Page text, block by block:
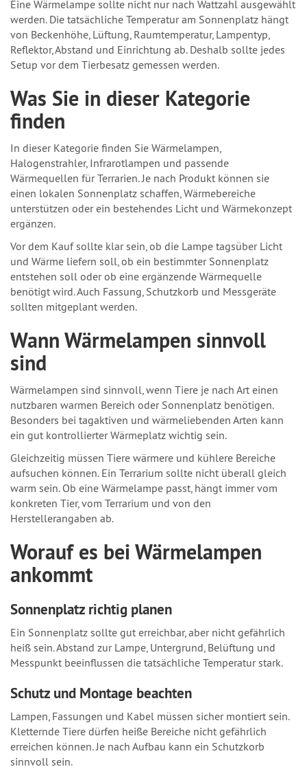
Eine Wärmelampe sollte nicht nur nach Wattzahl ausgewählt
werden. Die tatsächliche Temperatur am Sonnenplatz hängt
von Beckenhöhe, Lüftung, Raumtemperatur, Lampentyp,
Reflektor, Abstand und Einrichtung ab. Deshalb sollte jedes
Setup vor dem Tierbesatz gemessen werden.
Was Sie in dieser Kategorie
finden
In dieser Kategorie finden Sie Wärmelampen,
Halogenstrahler, Infrarotlampen und passende
Wärmequellen für Terrarien. Je nach Produkt können sie
einen lokalen Sonnenplatz schaffen, Wärmebereiche
unterstützen oder ein bestehendes Licht und Wärmekonzept
ergänzen.
Vor dem Kauf sollte klar sein, ob die Lampe tagsüber Licht
und Wärme liefern soll, ob ein bestimmter Sonnenplatz
entstehen soll oder ob eine ergänzende Wärmequelle
benötigt wird. Auch Fassung, Schutzkorb und Messgeräte
sollten mitgeplant werden.
Wann Wärmelampen sinnvoll
sind
Wärmelampen sind sinnvoll, wenn Tiere je nach Art einen
nutzbaren warmen Bereich oder Sonnenplatz benötigen.
Besonders bei tagaktiven und wärmeliebenden Arten kann
ein gut kontrollierter Wärmeplatz wichtig sein.
Gleichzeitig müssen Tiere wärmere und kühlere Bereiche
aufsuchen können. Ein Terrarium sollte nicht überall gleich
warm sein. Ob eine Wärmelampe passt, hängt immer vom
konkreten Tier, vom Terrarium und von den
Herstellerangaben ab.
Worauf es bei Wärmelampen
ankommt
Sonnenplatz richtig planen
Ein Sonnenplatz sollte gut erreichbar, aber nicht gefährlich
heiß sein. Abstand zur Lampe, Untergrund, Belüftung und
Messpunkt beeinflussen die tatsächliche Temperatur stark.
Schutz und Montage beachten
Lampen, Fassungen und Kabel müssen sicher montiert sein.
Kletternde Tiere dürfen heiße Bereiche nicht gefährlich
erreichen können. Je nach Aufbau kann ein Schutzkorb
sinnvoll sein.